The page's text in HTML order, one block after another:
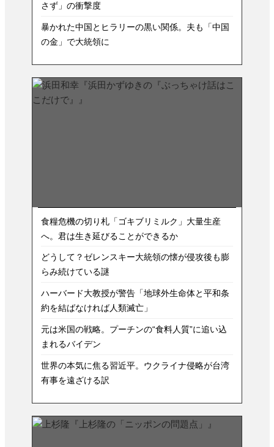
さず」の衝撃度
暴かれた中国とヒラリーの黒い関係。夫も「中国
の金」で大統領に
食糧危機の切り札「ゴキブリミルク」大量生産
へ。君は生き延びることができるか
どうして？ゼレンスキー大統領の懐が侵攻後も膨
らみ続けている謎
ハーバード大教授が警告「地球外生命体と平和条
約を結ばなければ人類滅亡」
元は米国の戦略。プーチンの“食料人質”に追い込
まれるバイデン
世界の本気に焦る習近平。ウクライナ侵略が台湾
有事を遠ざける訳